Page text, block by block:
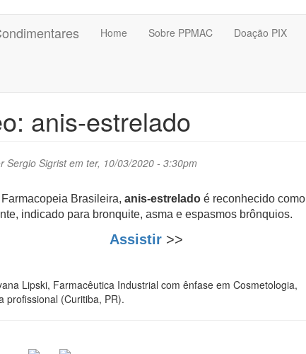
Home Sobre PPMAC Doação PIX
anis-estrelado
Sergio Sigristem ter, 10/03/2020 - 3:30pm
Brasileira, anis-estreladoé reconhecido como
indicado para bronquite, asma e espasmos brônquios.
Assistir >>
Lipski, Farmacêutica Industrial com ênfase em Cosmetologia,
profissional (Curitiba, PR).